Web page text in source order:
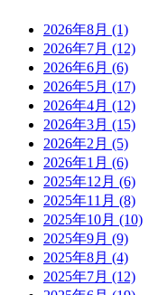
2026年8月 (1)
2026年7月 (12)
2026年6月 (6)
2026年5月 (17)
2026年4月 (12)
2026年3月 (15)
2026年2月 (5)
2026年1月 (6)
2025年12月 (6)
2025年11月 (8)
2025年10月 (10)
2025年9月 (9)
2025年8月 (4)
2025年7月 (12)